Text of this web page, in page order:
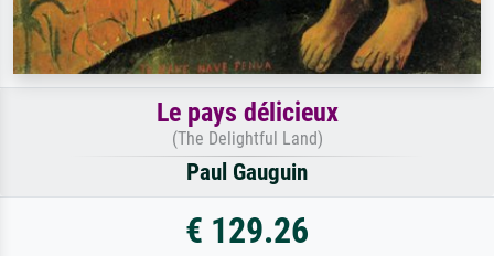
Le pays délicieux
(The Delightful Land)
Paul Gauguin
€ 129.26